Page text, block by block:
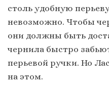
столь удобную
невозможно. Чтобы
они должны быть
чернила быстро
перьевой ручки. Но
на этом.